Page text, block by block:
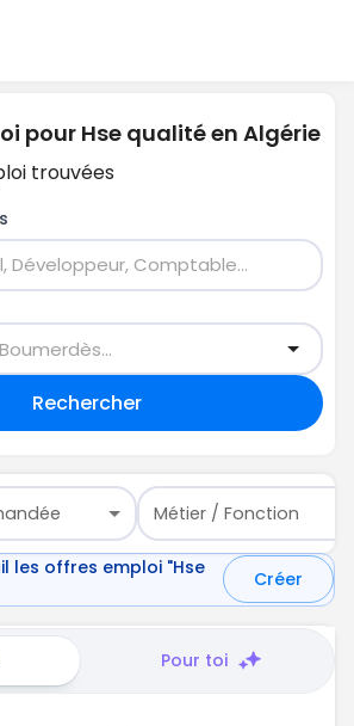
pour Hse qualité en Algérie
trouvées
Rechercher
Métier / Fonction
les offres emploi "Hse
Créer
Pour toi